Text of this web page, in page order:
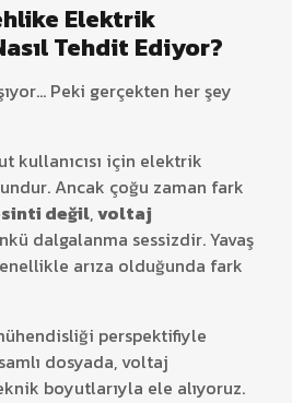
Elektrik
Tehdit Ediyor?
Peki gerçekten her şey
kullanıcısı için elektrik
Ancak çoğu zaman fark
değil,voltaj
dalgalanma sessizdir. Yavaş
arıza olduğunda fark
perspektifiyle
dosyada, voltaj
boyutlarıyla ele alıyoruz.